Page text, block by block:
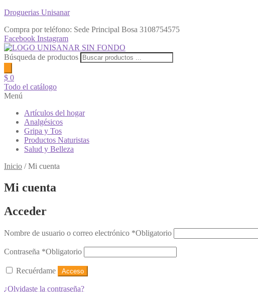
Droguerias Unisanar
Compra por teléfono: Sede Principal Bosa 3108754575
Facebook Instagram
Búsqueda de productos
$ 0
Todo el catálogo
Menú
Artículos del hogar
Analgésicos
Gripa y Tos
Productos Naturistas
Salud y Belleza
Inicio /Mi cuenta
Mi cuenta
Acceder
Nombre de usuario o correo electrónico *Obligatorio
Contraseña *Obligatorio
Recuérdame Acceso
¿Olvidaste la contraseña?